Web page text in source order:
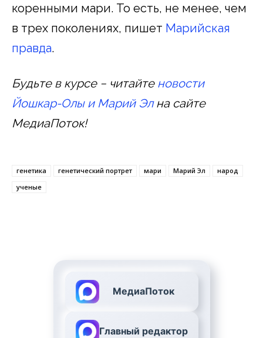
коренными мари. То есть, не менее, чем
в трех поколениях, пишет Марийская
правда.
Будьте в курсе − читайте новости
Йошкар-Олы и Марий Элна сайте
МедиаПоток!
генетика генетический портрет мари Марий Эл
народ
ученые
МедиаПоток
Главный редактор